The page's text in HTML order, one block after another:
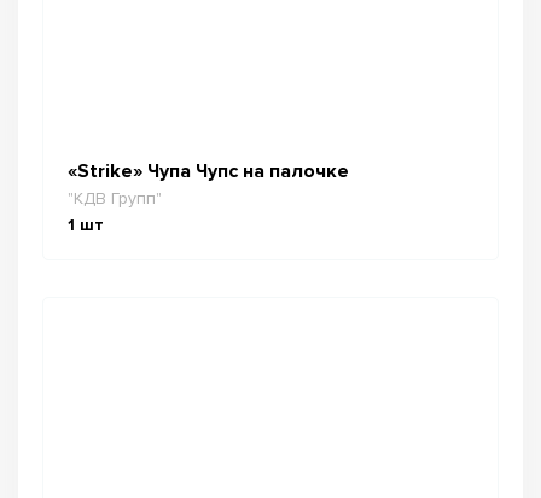
«Strike» Чупа Чупс на палочке
"КДВ Групп"
1 шт